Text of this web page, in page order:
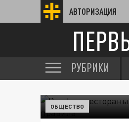
АВТОРИЗАЦИЯ
РУБРИКИ
ОБЩЕСТВО